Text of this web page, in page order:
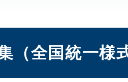
（全国統一様